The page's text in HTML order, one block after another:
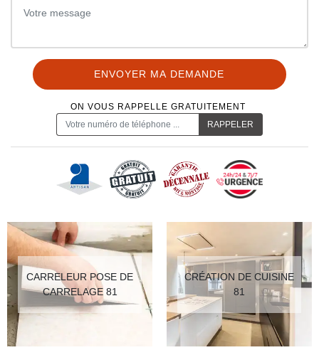
ON VOUS RAPPELLE GRATUITEMENT
CARRELEUR POSE DE
CARRELAGE 81
CRÉATION DE CUISINE
81